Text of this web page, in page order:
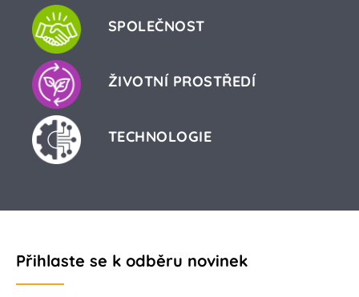
SPOLEČNOST
ŽIVOTNÍ PROSTŘEDÍ
TECHNOLOGIE
Přihlaste se k odběru novinek